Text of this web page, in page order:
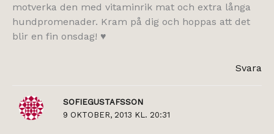
motverka den med vitaminrik mat och extra långa
hundpromenader. Kram på dig och hoppas att det
blir en fin onsdag! ♥
Svara
SOFIEGUSTAFSSON
9 OKTOBER, 2013 KL. 20:31